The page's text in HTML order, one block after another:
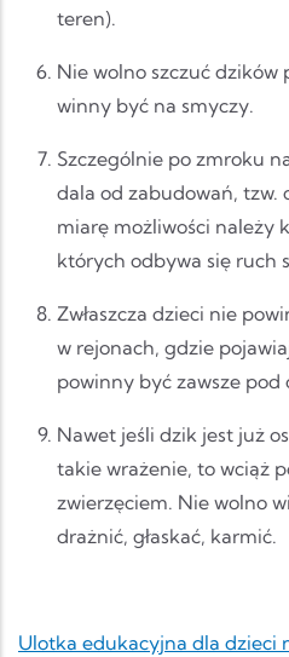
teren).
Nie wolno szczuć dzików
winny być na smyczy.
Szczególnie po zmroku
dala od zabudowań, tzw.
miarę możliwości należy
których odbywa się ruch
Zwłaszcza dzieci nie
w rejonach, gdzie
powinny być zawsze pod
Nawet jeśli dzik jest już
takie wrażenie, to wciąż
zwierzęciem. Nie wolno
drażnić, głaskać, karmić.
Ulotka edukacyjna dla dzieci